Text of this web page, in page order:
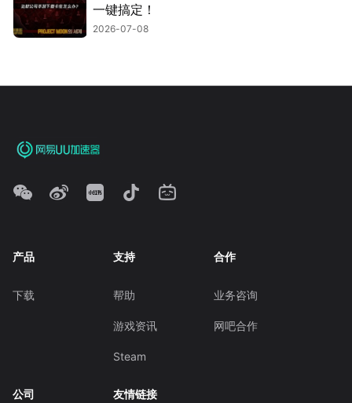
一键搞定！
2026-07-08
产品
下载
支持
帮助
游戏资讯
Steam
合作
业务咨询
网吧合作
公司 友情链接